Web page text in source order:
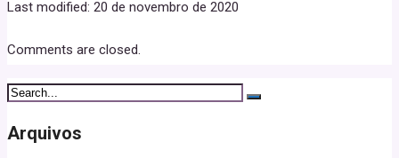
Last modified: 20 de novembro de 2020
Comments are closed.
Arquivos